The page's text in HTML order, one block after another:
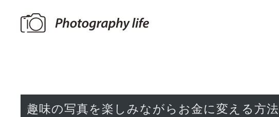
趣味の写真を楽しみながらお金に変える方法